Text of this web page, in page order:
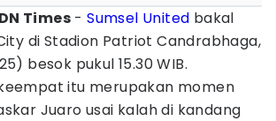
Times -Sumsel United bakal
di Stadion Patriot Candrabhaga,
besok pukul 15.30 WIB.
itu merupakan momen
Juaro usai kalah di kandang